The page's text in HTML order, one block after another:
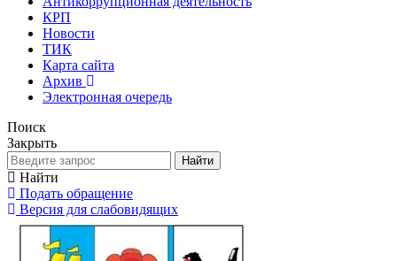
КРП
Новости
ТИК
Карта сайта
Архив
Электронная очередь
Поиск
Закрыть
Найти
Найти
Подать обращение
Версия для слабовидящих